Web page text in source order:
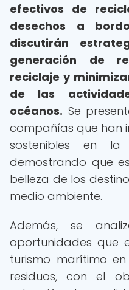
efectivos de
desechos a
discutirán
generación de
reciclaje y
de las
océanos. Se
compañías que han
sostenibles en la
demostrando que
belleza de los
medio ambiente.
Además, se
oportunidades que
turismo marítimo
residuos, con el